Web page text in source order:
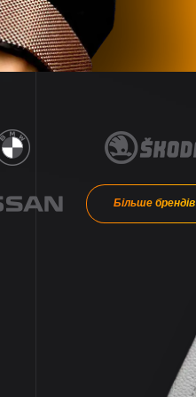
Більше брендів